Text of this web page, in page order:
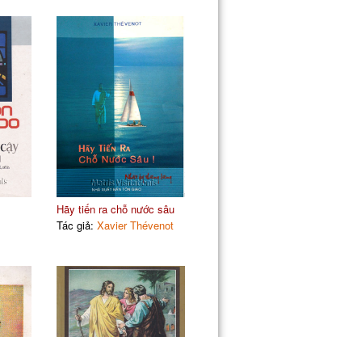
Hãy tiến ra chỗ nước sâu
Tác giả: Xavier Thévenot